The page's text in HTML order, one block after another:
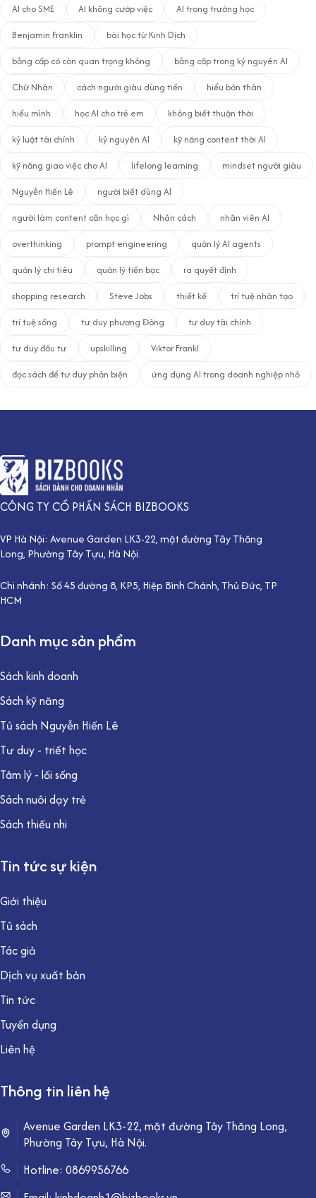
AI cho SME
AI không cướp việc
AI trong trường học
Benjamin Franklin
bài học từ Kinh Dịch
bằng cấp có còn quan trọng không
bằng cấp trong kỷ nguyên AI
Chữ Nhân
cách người giàu dùng tiền
hiểu bản thân
hiểu mình
học AI cho trẻ em
không biết thuận thời
kỷ luật tài chính
kỷ nguyên AI
kỹ năng content thời AI
kỹ năng giao việc cho AI
lifelong learning
mindset người giàu
Nguyễn Hiến Lê
người biết dùng AI
người làm content cần học gì
Nhân cách
nhân viên AI
overthinking
prompt engineering
quản lý AI agents
quản lý chi tiêu
quản lý tiền bạc
ra quyết định
shopping research
Steve Jobs thiết kế
trí tuệ nhân tạo
trí tuệ sống
tư duy phương Đông
tư duy tài chính
tư duy đầu tư
upskilling
Viktor Frankl
đọc sách để tư duy phản biện
ứng dụng AI trong doanh nghiệp nhỏ
CÔNG TY CỔ PHẦN SÁCH BIZBOOKS
VP Hà Nội: Avenue Garden LK3-22, mặt đường Tây Thăng
Long, Phường Tây Tựu, Hà Nội.
Chi nhánh: Số 45 đường 8, KP5, Hiệp Bình Chánh, Thủ Đức, TP
HCM
Danh mục sản phẩm
Sách kinh doanh
Sách kỹ năng
Tủ sách Nguyễn Hiến Lê
Tư duy - triết học
Tâm lý - lối sống
Sách nuôi dạy trẻ
Sách thiếu nhi
Tin tức sự kiện
Giới thiệu
Tủ sách
Tác giả
Dịch vụ xuất bản
Tin tức
Tuyển dụng
Liên hệ
Thông tin liên hệ
Avenue Garden LK3-22, mặt đường Tây Thăng Long,
Phường Tây Tựu, Hà Nội.
Hotline: 0869956766